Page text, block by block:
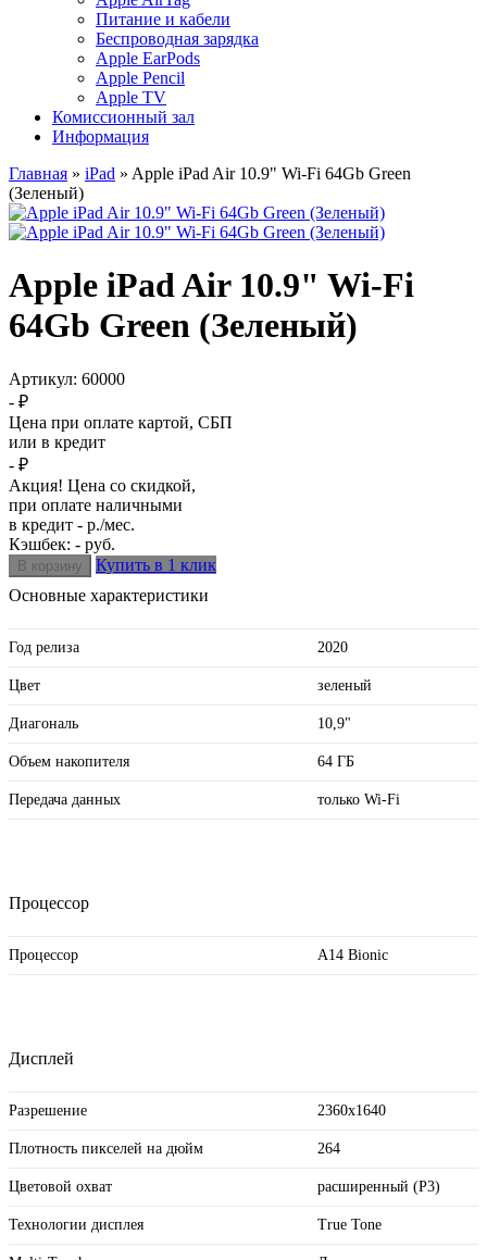
Питание и кабели
Беспроводная зарядка
Apple EarPods
Apple Pencil
Apple TV
Комиссионный зал
Информация
Главная » iPad » Apple iPad Air 10.9" Wi-Fi 64Gb Green
(Зеленый)
Apple iPad Air 10.9" Wi-Fi
64Gb Green (Зеленый)
Артикул: 60000
- ₽
Цена при оплате картой, СБП
или в кредит
- ₽
Акция! Цена со скидкой,
при оплате наличными
в кредит - р./мес.
Кэшбек: - руб.
Купить в 1 клик
Основные характеристики
Год релиза 2020
Цвет зеленый
Диагональ 10,9"
Объем накопителя 64 ГБ
Передача данных только Wi-Fi
Процессор
Процессор A14 Bionic
Дисплей
Разрешение 2360x1640
Плотность пикселей на дюйм 264
Цветовой охват расширенный (P3)
Технологии дисплея True Tone